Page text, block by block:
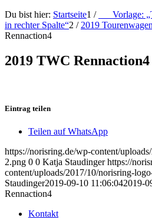
Du bist hier: Startseite1 /
___Vorlage:
in rechter Spalte“2 / 2019
Rennaction4
2019 TWC Rennaction4
Eintrag teilen
Teilen auf WhatsApp
https://norisring.de/wp-content/
2.png 0 0 Katja Staudinger https://
content/uploads/2017/10/norisring-
Staudinger2019-09-10 11:06:042019-
Rennaction4
Kontakt